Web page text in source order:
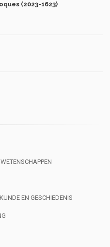
(2023-1623)
EN GESCHIEDENIS